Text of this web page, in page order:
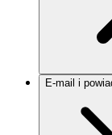
E-mail i